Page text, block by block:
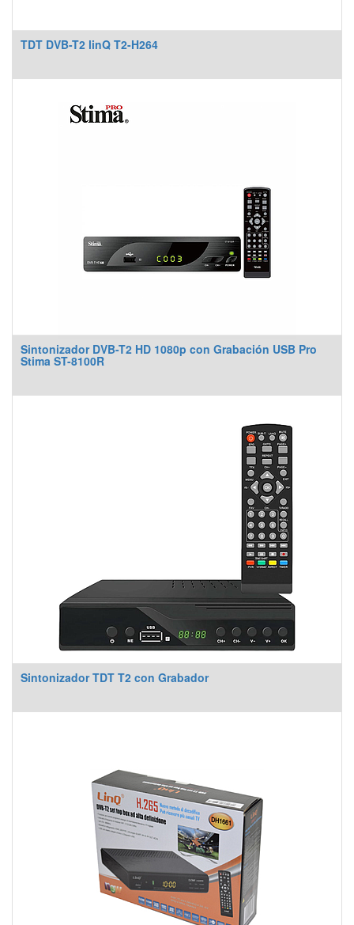
TDT DVB-T2 linQ T2-H264
Sintonizador DVB-T2 HD 1080p con Grabación USB Pro
Stima ST-8100R
Sintonizador TDT T2 con Grabador